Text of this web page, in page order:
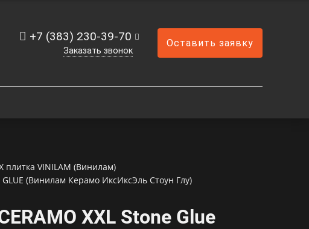
+7 (383) 230-39-70
Заказать звонок
Оставить заявку
плитка VINILAM (Винилам)
(Винилам Керамо ИксИксЭль Стоун Глу)
XXL Stone Glue